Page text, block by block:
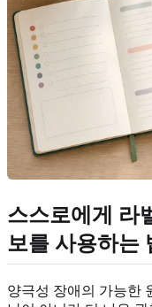
스스로에게 라
보를 사용하는
양극성 장애의 가능한